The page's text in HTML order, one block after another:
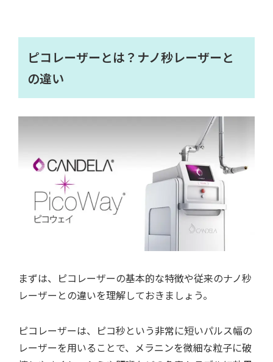
ピコレーザーとは？ナノ秒レーザーと
の違い
まずは、ピコレーザーの基本的な特徴や従来のナノ秒
レーザーとの違いを理解しておきましょう。
ピコレーザーは、ピコ秒という非常に短いパルス幅の
レーザーを用いることで、メラニンを微細な粒子に破